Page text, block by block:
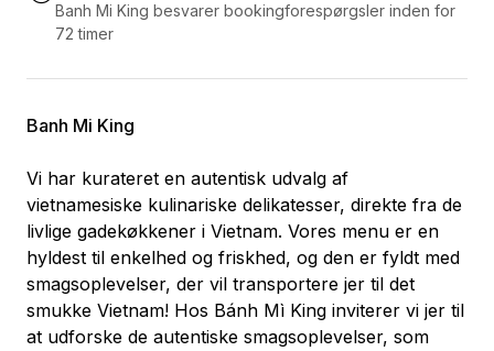
Banh Mi King besvarer bookingforespørgsler inden for
72 timer
Banh Mi King
Vi har kurateret en autentisk udvalg af
vietnamesiske kulinariske delikatesser, direkte fra de
livlige gadekøkkener i Vietnam. Vores menu er en
hyldest til enkelhed og friskhed, og den er fyldt med
smagsoplevelser, der vil transportere jer til det
smukke Vietnam! Hos Bánh Mì King inviterer vi jer til
at udforske de autentiske smagsoplevelser, som